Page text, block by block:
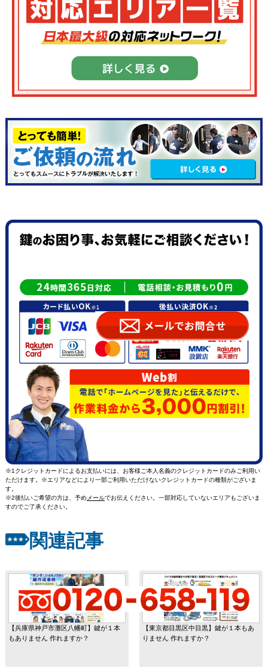
※1クレジットカードによるお支払いには、お客様ご本人名義のクレジットカードのみご利用い
ただけます。※エリアなどにより一部ご利用いただけないクレジットカードの種類がございま
す。
※2後払いご希望の方は、予めメールでお伝えください。一部対応していないエリアもございま
すのでご了承ください。
関連記事
【兵庫県神戸市灘区八幡町】鍵が１本
もありません 作れますか？
【東京都目黒区中目黒】鍵が１本もあ
りません 作れますか？